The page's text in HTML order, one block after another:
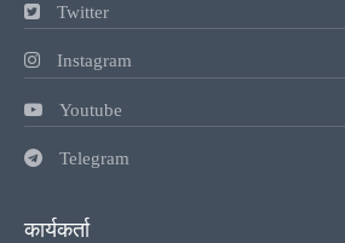
Twitter
Instagram
Youtube
Telegram
कार्यकर्ता